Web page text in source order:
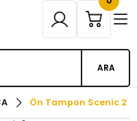
ARA
Ön Tampon Scenic 2